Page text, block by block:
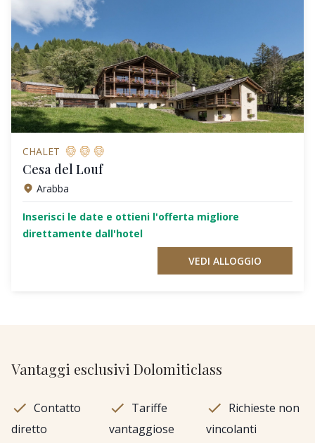
CHALET
Cesa del Louf
Arabba
Inserisci le date e ottieni l'offerta migliore
direttamente dall'hotel
VEDI ALLOGGIO
Vantaggi esclusivi Dolomiticlass
Contatto
diretto
Tariffe
vantaggiose
Richieste non
vincolanti